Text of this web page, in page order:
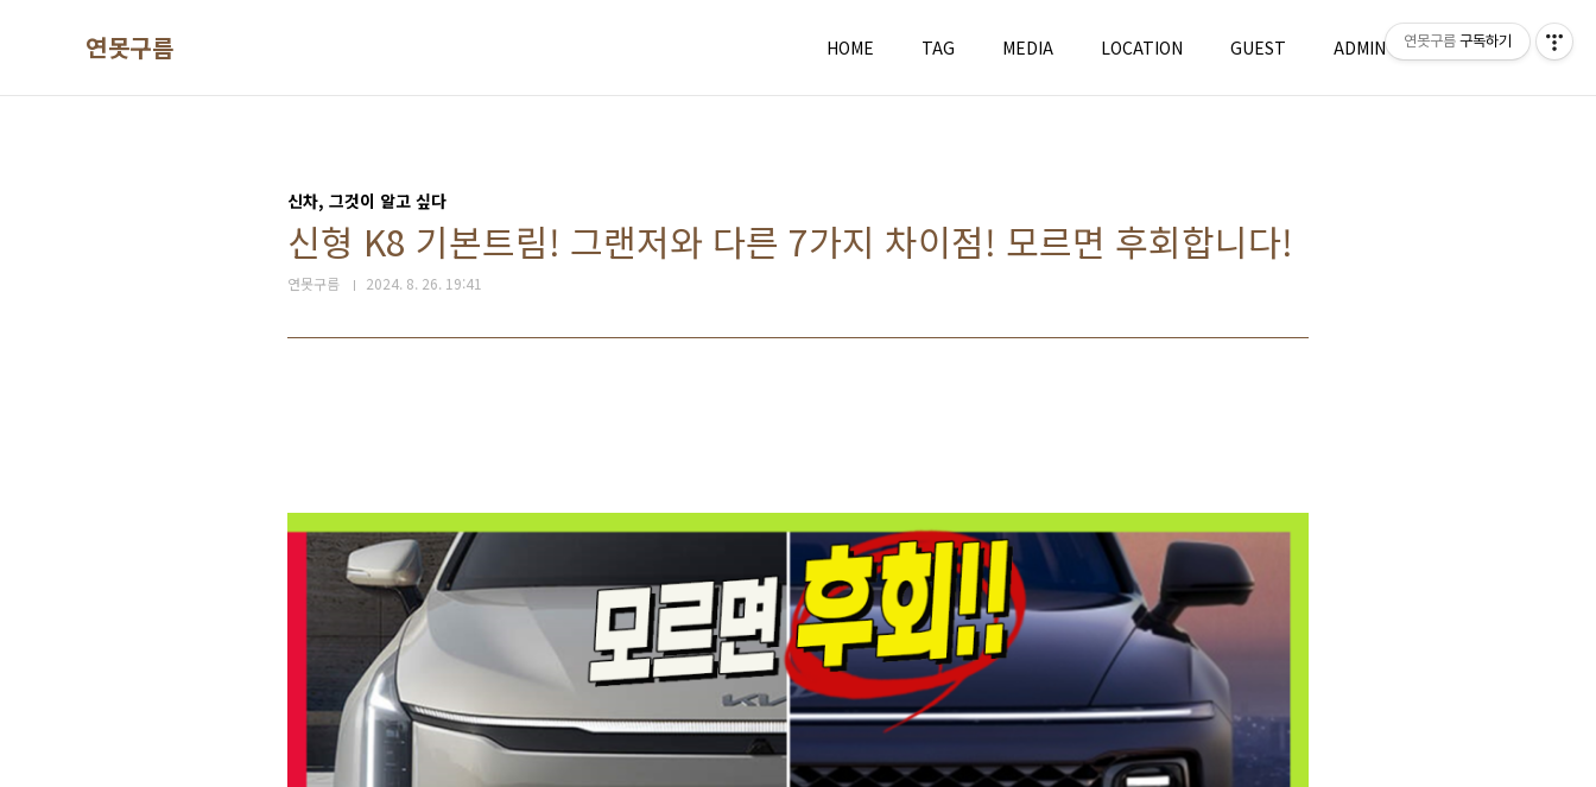
연못구름 HOME TAG MEDIA LOCATION GUEST ADMIN WRITE
신차, 그것이 알고 싶다
신형 K8 기본트림! 그랜저와 다른 7가지 차이점! 모르면 후회합니다!
연못구름 2024. 8. 26. 19:41
연못구름 구독하기